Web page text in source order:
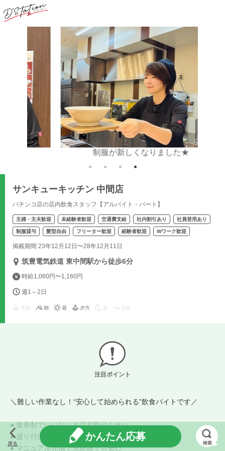
制服が新しくなりました★
サンキューキッチン 中間店
パチンコ店の店内飲食スタッフ【アルバイト・パート】
主婦・主夫歓迎 未経験者歓迎 交通費支給 社内割引あり 社員登用あり
制服貸与 髪型自由 フリーター歓迎 経験者歓迎 Wワーク歓迎
掲載期間 23年12月12日〜28年12月11日
筑豊電気鉄道 東中間駅から徒歩6分
時給1,060円〜1,160円
週1～2日
朝 昼 夕方 夜 深夜
注目ポイント
＼難しい作業なし！“安心して始められる”飲食バイトです／
● 食券制でレジなし＆注文取りもナシ
● 盛り付け・温め中心のカンタン作業
● マニュアル完備で未経験でも安心
戻る
かんたん応募
検索